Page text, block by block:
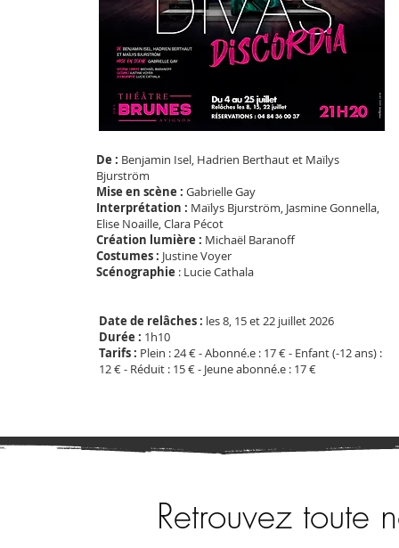
De : Benjamin Isel, Hadrien Berthaut et Maïlys
Bjurström
Mise en scène : Gabrielle Gay
Interprétation : Maïlys Bjurström, Jasmine Gonnella,
Elise Noaille, Clara Pécot
Création lumière : Michaël Baranoff
Costumes : Justine Voyer
Scénographie : Lucie Cathala
Date de relâches : les 8, 15 et 22 juillet 2026
Durée : 1h10
Tarifs : Plein : 24 € - Abonné.e : 17 € - Enfant (-12 ans) :
12 € - Réduit : 15 € - Jeune abonné.e : 17 €
Retrouvez toute